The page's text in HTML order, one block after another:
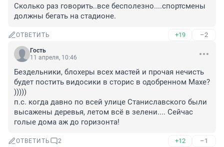
Сколько раз говорить..все бесполезно....спортсмены
должны бегать на стадионе.
ОТВЕТИТЬ +19 –2
Гость
11 апреля, 10:46
Бездельники, блохеры всех мастей и прочая нечисть
будет постить видосики в сторис в одобренном Махе?
)))))
п.с. когда давно по всей улице Станиславского были
высажены деревья, летом всё в зелени.... Сейчас
голые дома аж до горизонта!
ОТВЕТИТЬ 2 +12 –1